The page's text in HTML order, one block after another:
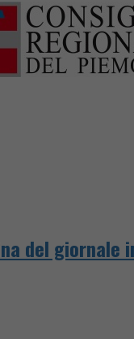
del giornale